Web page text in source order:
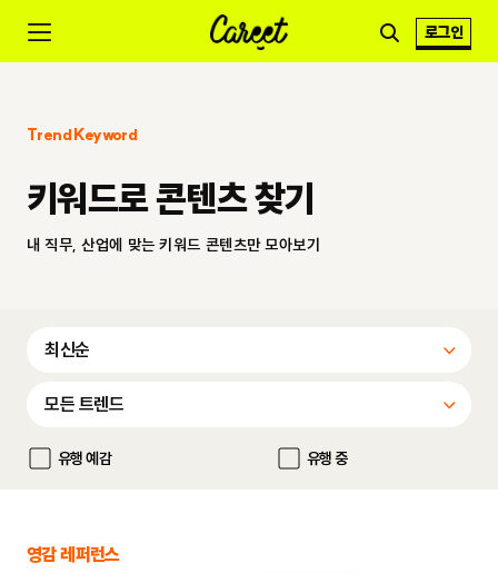
로그인
Trend Keyword
키워드로 콘텐츠 찾기
내 직무, 산업에 맞는 키워드 콘텐츠만 모아보기
유행 예감 유행 중
영감 레퍼런스